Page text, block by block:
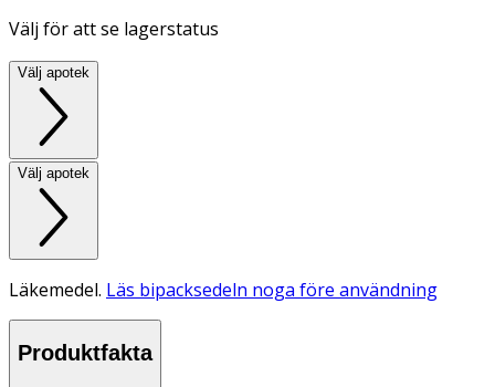
Välj för att se lagerstatus
Välj apotek
Välj apotek
Läkemedel. Läs bipacksedeln noga före användning
Produktfakta